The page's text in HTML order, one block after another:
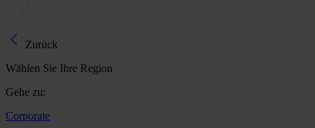
Zurück
Wählen Sie Ihre Region
Gehe zu:
Corporate